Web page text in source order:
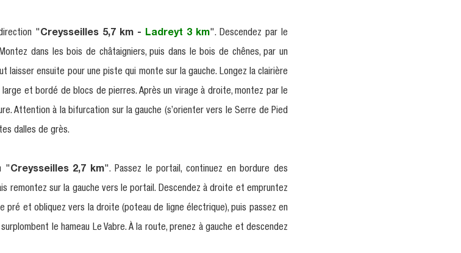
"Creysseilles 5,7 km - Ladreyt 3 km". Descendez par le
dans les bois de châtaigniers, puis dans le bois de chênes, par un
laisser ensuite pour une piste qui monte sur la gauche. Longez la clairière
et bordé de blocs de pierres. Après un virage à droite, montez par le
Attention à la bifurcation sur la gauche (s’orienter vers le Serre de Pied
dalles de grès.
"Creysseilles 2,7 km". Passez le portail, continuez en bordure des
remontez sur la gauche vers le portail. Descendez à droite et empruntez
pré et obliquez vers la droite (poteau de ligne électrique), puis passez en
le hameau Le Vabre. À la route, prenez à gauche et descendez